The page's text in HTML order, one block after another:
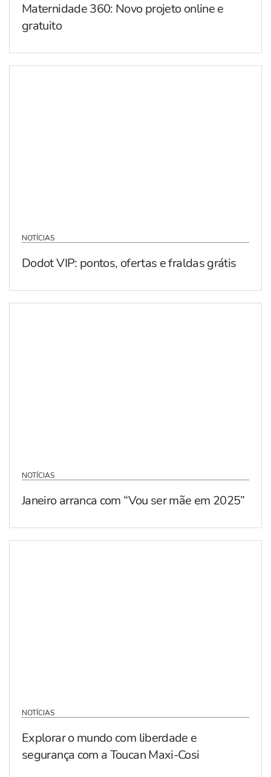
Maternidade 360: Novo projeto online e
gratuito
NOTÍCIAS
Dodot VIP: pontos, ofertas e fraldas grátis
NOTÍCIAS
Janeiro arranca com “Vou ser mãe em 2025”
NOTÍCIAS
Explorar o mundo com liberdade e
segurança com a Toucan Maxi-Cosi